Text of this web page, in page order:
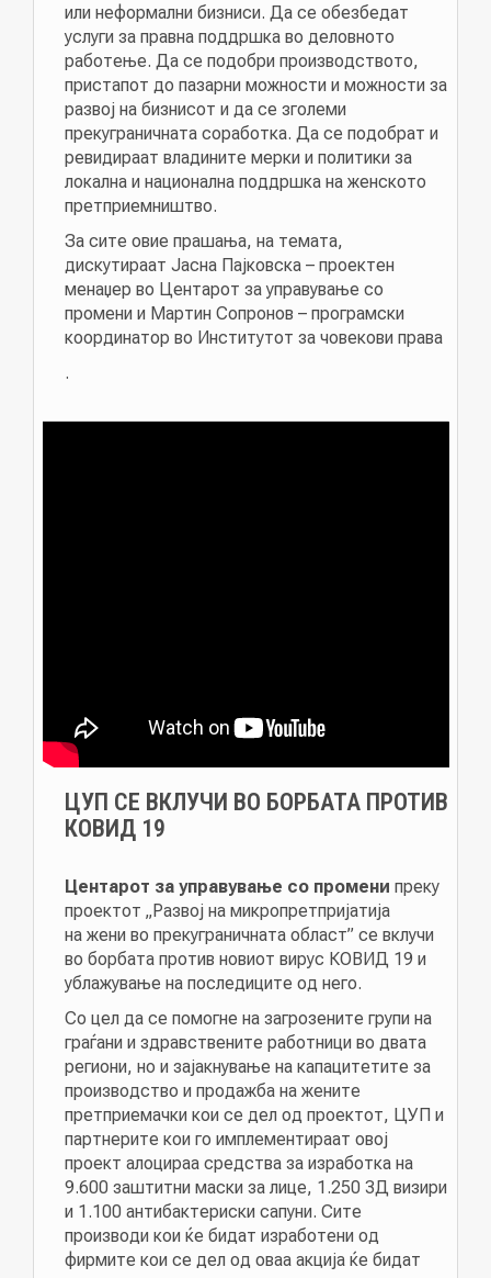
или неформални бизниси. Да се обезбедат
услуги за правна поддршка во деловното
работење. Да се подобри производството,
пристапот до пазарни можности и можности за
развој на бизнисот и да се зголеми
прекуграничната соработка. Да се подобрат и
ревидираат владините мерки и политики за
локална и национална поддршка на женското
претприемништво.
За сите овие прашања, на темата,
дискутираат Јасна Пајковска – проектен
менаџер во Центарот за управување со
промени и Мартин Сопронов – програмски
координатор во Институтот за човекови права
.
ЦУП СЕ ВКЛУЧИ ВО БОРБАТА ПРОТИВ
КОВИД 19
Центарот за управување со промени преку
проектот „Развој на микропретпријатија
на жени во прекуграничната област” се вклучи
во борбата против новиот вирус КОВИД 19 и
ублажување на последиците од него.
Со цел да се помогне на загрозените групи на
граѓани и здравствените работници во двата
региони, но и зајакнување на капацитетите за
производство и продажба на жените
претприемачки кои се дел од проектот, ЦУП и
партнерите кои го имплементираат овој
проект алоцираа средства за изработка на
9.600 заштитни маски за лице, 1.250 3Д визири
и 1.100 антибактериски сапуни. Сите
производи кои ќе бидат изработени од
фирмите кои се дел од оваа акција ќе бидат